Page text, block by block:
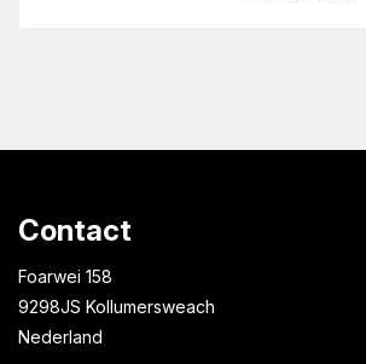
Contact
Foarwei 158
9298JS Kollumersweach
Nederland